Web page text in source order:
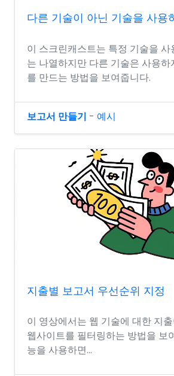
다른 기술이 아닌 기술을 사용
이 스크린캐스트는 특정 기술을
는 나열하지만 다른 기술은 사용하
를 만드는 방법을 보여줍니다.
보고서 만들기 - 예시
지출별 보고서 우선순위 지정
이 영상에서는 웹 기술에 대한 지
웹사이트를 필터링하는 방법을 보
능을 사용하면...